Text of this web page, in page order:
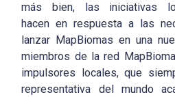
más bien, las iniciativas
hacen en respuesta a las
lanzar MapBiomas en una
miembros de la red
impulsores locales, que
representativa del mundo